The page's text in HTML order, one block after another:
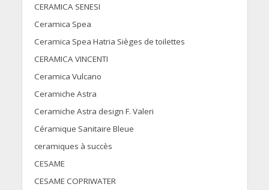
CERAMICA SENESI
Ceramica Spea
Ceramica Spea Hatria Sièges de toilettes
CERAMICA VINCENTI
Ceramica Vulcano
Ceramiche Astra
Ceramiche Astra design F. Valeri
Céramique Sanitaire Bleue
ceramiques à succès
CESAME
CESAME COPRIWATER